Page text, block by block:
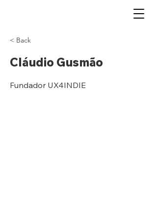
< Back
Cláudio Gusmão
Fundador UX4INDIE